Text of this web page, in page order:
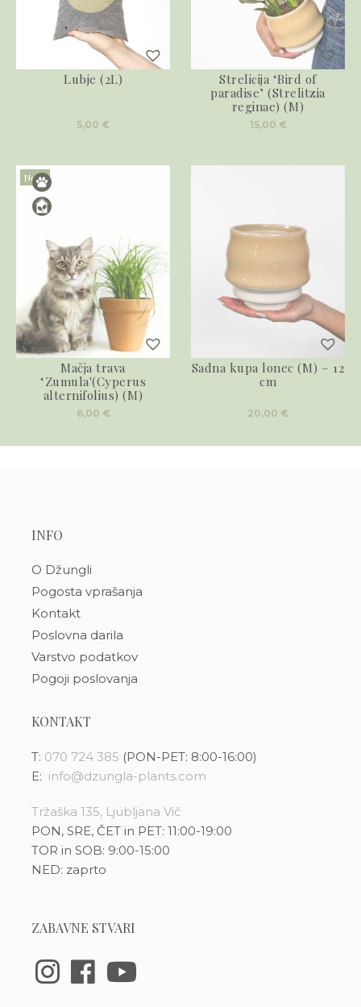
Lubje (2L)
5,00 €
Strelicija ‘Bird of
paradise’ (Strelitzia
reginae) (M)
15,00 €
Novo
Mačja trava
‘Zumula'(Cyperus
alternifolius) (M)
6,00 €
Sadna kupa lonec (M) – 12
cm
20,00 €
INFO
O Džungli
Pogosta vprašanja
Kontakt
Poslovna darila
Varstvo podatkov
Pogoji poslovanja
KONTAKT
T: 070 724 385 (PON-PET: 8:00-16:00)
E: info@dzungla-plants.com
Tržaška 135, Ljubljana Vič
PON, SRE, ČET in PET: 11:00-19:00
TOR in SOB: 9:00-15:00
NED: zaprto
ZABAVNE STVARI